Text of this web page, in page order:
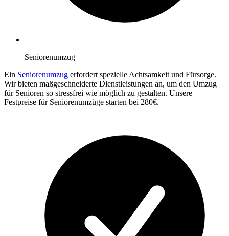
Seniorenumzug
Ein Seniorenumzug erfordert spezielle Achtsamkeit und Fürsorge.
Wir bieten maßgeschneiderte Dienstleistungen an, um den Umzug
für Senioren so stressfrei wie möglich zu gestalten. Unsere
Festpreise für Seniorenumzüge starten bei 280€.